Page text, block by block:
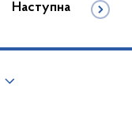
Наступна